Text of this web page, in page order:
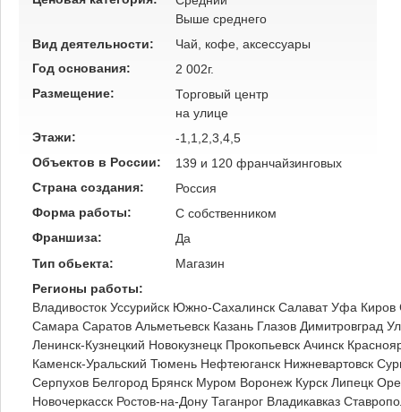
Выше среднего
Вид деятельности:
Чай, кофе, аксессуары
Год основания:
2 002г.
Размещение:
Торговый центр
на улице
Этажи:
-1,1,2,3,4,5
Объектов в России:
139 и 120 франчайзинговых
Страна создания:
Россия
Форма работы:
C собственником
Франшиза:
Да
Тип обьекта:
Магазин
Регионы работы:
Владивосток Уссурийск Южно-Сахалинск Салават Уфа Киров
Самара Саратов Альметьевск Казань Глазов Димитровград
Ленинск-Кузнецкий Новокузнецк Прокопьевск Ачинск
Каменск-Уральский Тюмень Нефтеюганск Нижневартовск
Серпухов Белгород Брянск Муром Воронеж Курск Липецк
Новочеркасск Ростов-на-Дону Таганрог Владикавказ